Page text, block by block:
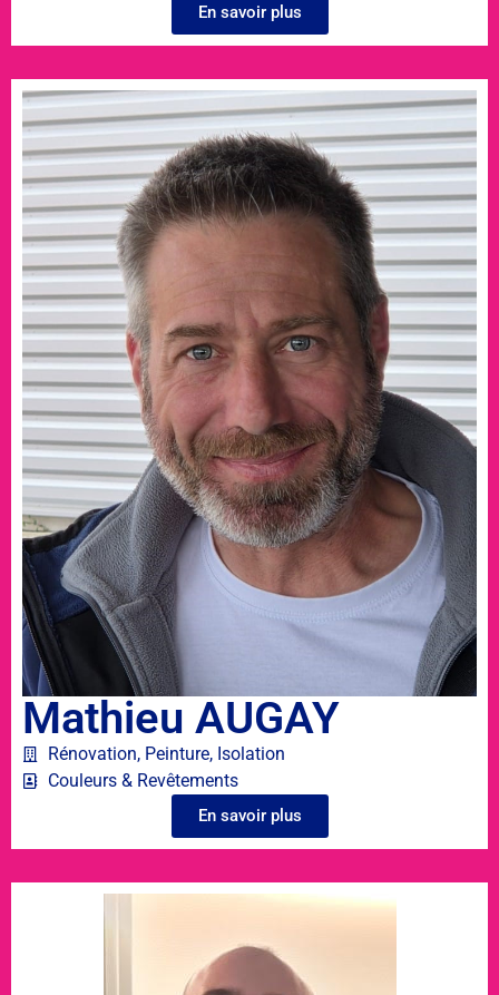
En savoir plus
Mathieu AUGAY
Rénovation, Peinture, Isolation
Couleurs & Revêtements
En savoir plus